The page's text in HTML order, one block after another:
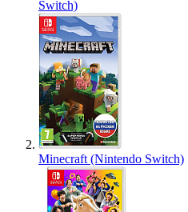
Switch)
Minecraft (Nintendo Switch)